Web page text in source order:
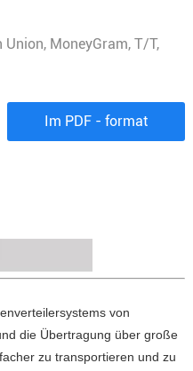
MoneyGram, T/T,
Im PDF - format
von
die Übertragung über große
zu transportieren und zu